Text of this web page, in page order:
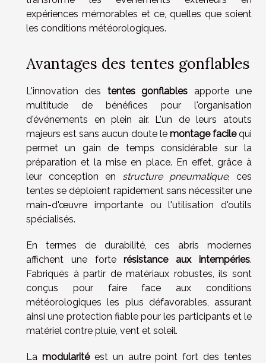
expériences mémorables et ce, quelles que soient
les conditions météorologiques.
Avantages des tentes gonflables
L'innovation des tentes gonflables apporte une
multitude de bénéfices pour l'organisation
d'événements en plein air. L'un de leurs atouts
majeurs est sans aucun doute le montage facilequi
permet un gain de temps considérable sur la
préparation et la mise en place. En effet, grâce à
leur conception en structure pneumatique, ces
tentes se déploient rapidement sans nécessiter une
main-d'œuvre importante ou l'utilisation d'outils
spécialisés.
En termes de durabilité, ces abris modernes
affichent une forterésistance aux intempéries.
Fabriqués à partir de matériaux robustes, ils sont
conçus pour faire face aux conditions
météorologiques les plus défavorables, assurant
ainsi une protection fiable pour les participants et le
matériel contre pluie, vent et soleil.
La modularitéest un autre point fort des tentes